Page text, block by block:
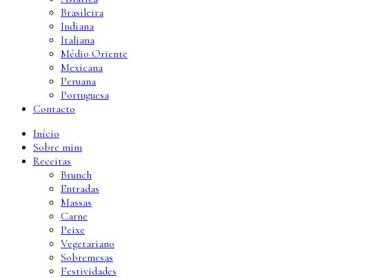
Brasileira
Indiana
Italiana
Médio Oriente
Mexicana
Peruana
Portuguesa
Contacto
Início
Sobre mim
Receitas
Brunch
Entradas
Massas
Carne
Peixe
Vegetariano
Sobremesas
Festividades